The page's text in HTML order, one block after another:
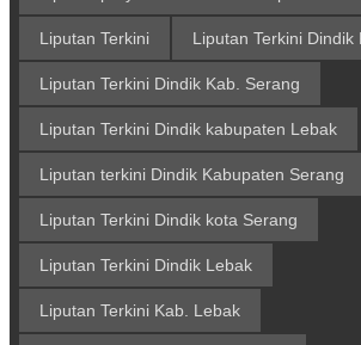
Liputan Terkini Liputan Terkini Dindik
Liputan Terkini Dindik Kab. Serang
Liputan Terkini Dindik kabupaten Lebak
Liputan terkini Dindik Kabupaten Serang
Liputan Terkini Dindik kota Serang
Liputan Terkini Dindik Lebak
Liputan Terkini Kab. Lebak